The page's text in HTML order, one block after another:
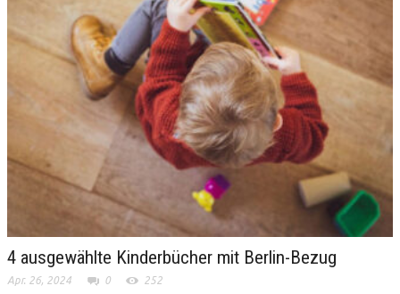
4 ausgewählte Kinderbücher mit Berlin-Bezug
Apr. 26, 2024 0 252